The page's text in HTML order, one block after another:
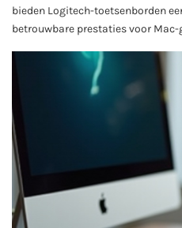
bieden Logitech-toetsenborden
betrouwbare prestaties voor Mac-